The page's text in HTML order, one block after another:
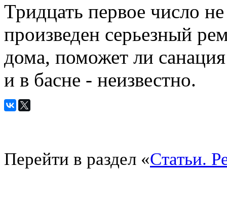
Тридцать первое число
произведен серьезный
дома, поможет ли
и в басне - неизвестно.
Перейти в раздел «Статьи.